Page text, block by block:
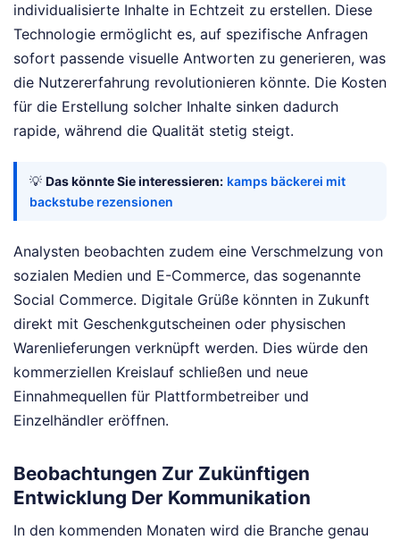
individualisierte Inhalte in Echtzeit zu erstellen. Diese
Technologie ermöglicht es, auf spezifische Anfragen
sofort passende visuelle Antworten zu generieren, was
die Nutzererfahrung revolutionieren könnte. Die Kosten
für die Erstellung solcher Inhalte sinken dadurch
rapide, während die Qualität stetig steigt.
💡 Das könnte Sie interessieren: kamps bäckerei mit
backstube rezensionen
Analysten beobachten zudem eine Verschmelzung von
sozialen Medien und E-Commerce, das sogenannte
Social Commerce. Digitale Grüße könnten in Zukunft
direkt mit Geschenkgutscheinen oder physischen
Warenlieferungen verknüpft werden. Dies würde den
kommerziellen Kreislauf schließen und neue
Einnahmequellen für Plattformbetreiber und
Einzelhändler eröffnen.
Beobachtungen Zur Zukünftigen
Entwicklung Der Kommunikation
In den kommenden Monaten wird die Branche genau